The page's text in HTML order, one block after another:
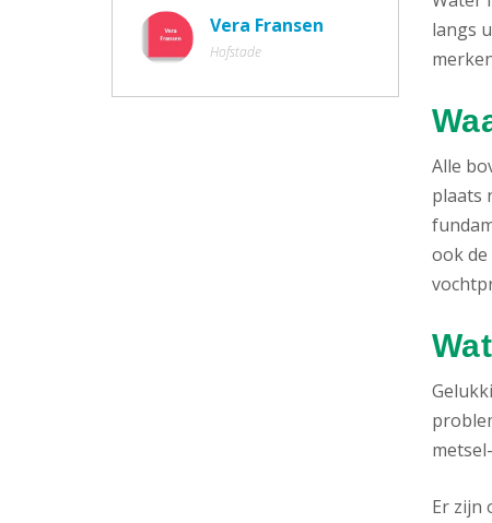
Vera Fransen
Hofstade
langs
Alle
plaats
ook
Er zijn